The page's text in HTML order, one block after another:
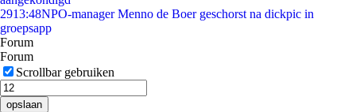
2913:48NPO-manager Menno de Boer geschorst na dickpic in
groepsapp
Forum
Forum
Scrollbar gebruiken
opslaan